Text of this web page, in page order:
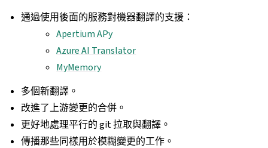
通過使用後面的服務對機器翻譯的支援：
Apertium APy
Azure AI Translator
MyMemory
多個新翻譯。
改進了上游變更的合併。
更好地處理平行的 git 拉取與翻譯。
傳播那些同樣用於模糊變更的工作。